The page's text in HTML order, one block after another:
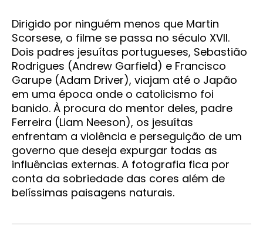
Dirigido por ninguém menos que Martin
Scorsese, o filme se passa no século XVII.
Dois padres jesuítas portugueses, Sebastião
Rodrigues (Andrew Garfield) e Francisco
Garupe (Adam Driver), viajam até o Japão
em uma época onde o catolicismo foi
banido. À procura do mentor deles, padre
Ferreira (Liam Neeson), os jesuítas
enfrentam a violência e perseguição de um
governo que deseja expurgar todas as
influências externas. A fotografia fica por
conta da sobriedade das cores além de
belíssimas paisagens naturais.